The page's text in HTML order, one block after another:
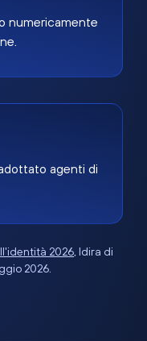
numericamente
agenti di
2026, Idira di
2026.